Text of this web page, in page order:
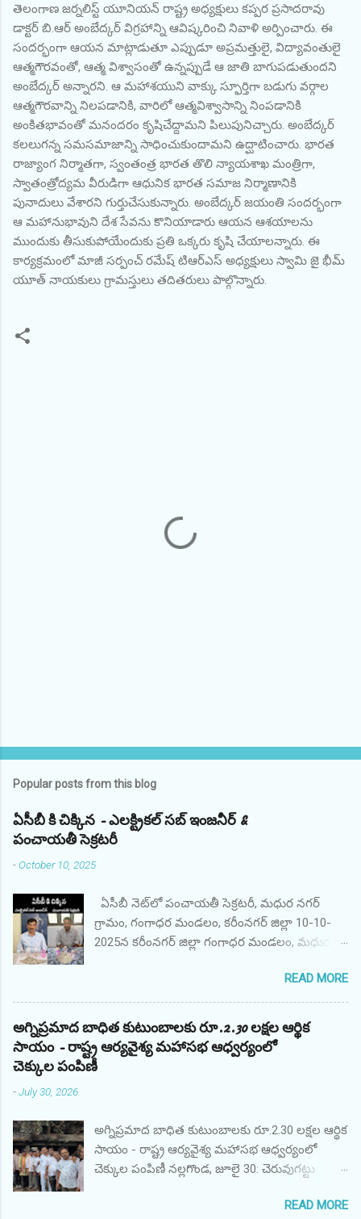
తెలంగాణ జర్నలిస్ట్ యూనియన్ రాష్ట్ర అధ్యక్షులు కప్పర ప్రసాదరావు
డాక్టర్ బి.ఆర్ అంబేద్కర్ విగ్రహాన్ని ఆవిష్కరించి నివాళి అర్పించారు. ఈ
సందర్భంగా ఆయన మాట్లాడుతూ ఎప్పుడూ అప్రమత్తులై, విద్యావంతులై
ఆత్మగౌరవంతో, ఆత్మ విశ్వాసంతో ఉన్నప్పుడే ఆ జాతి బాగుపడుతుందని
అంబేద్కర్ అన్నారని. ఆ మహాశయుని వాక్కు స్ఫూర్తిగా బడుగు వర్గాల
ఆత్మగౌరవాన్ని నిలపడానికి, వారిలో ఆత్మవిశ్వాసాన్ని నింపడానికి
అంకితభావంతో మనందరం కృషిచేద్దామని పిలుపునిచ్చారు. అంబేద్కర్
కలలుగన్న సమసమాజాన్ని సాధించుకుందామని ఉద్ఘాటించారు. భారత
రాజ్యాంగ నిర్మాతగా, స్వంతంత్ర భారత తొలి న్యాయశాఖ మంత్రిగా,
స్వాతంత్రోద్యమ వీరుడిగా ఆధునిక భారత సమాజ నిర్మాణానికి
పునాదులు వేశారని గుర్తుచేసుకున్నారు. అంబేద్కర్ జయంతి సందర్భంగా
ఆ మహానుభావుని దేశ సేవను కొనియాడారు ఆయన ఆశయాలను
ముందుకు తీసుకుపోయేందుకు ప్రతి ఒక్కరు కృషి చేయాలన్నారు. ఈ
కార్యక్రమంలో మాజీ సర్పంచ్ రమేష్ టిఆర్ఎస్ అధ్యక్షులు స్వామి జై భీమ్
యూత్ నాయకులు గ్రామస్తులు తదితరులు పాల్గొన్నారు.
Popular posts from this blog
ఏసీబీ కి చిక్కిన - ఎలక్ట్రికల్ సబ్ ఇంజనీర్ &
పంచాయతీ సెక్రటరీ
-October 10, 2025
ఏసీబీ నెట్‌లో పంచాయతీ సెక్రటరీ, మధుర నగర్
గ్రామం, గంగాధర మండలం, కరీంనగర్ జిల్లా 10-10-
2025న కరీంనగర్ జిల్లా గంగాధర మండలం, మధుర
ఇందిరమ్మ గృహనిర్మాణ పథకం కోసం ఫిర్యాదుదారుడి
ఫైల్‌ను ప్రాసెస్ చేయడానికి అధికారిక అనుకూలంగా
వ్యవహరించినందుకు ఫిర్యాదుదారుడి నుండి రూ.
10,000/- లంచం డిమాండ్ చేసి స్వీకరించినప్పుడు
తెలంగాణ ACB, కరీంనగర్ యూనిట్ వారు రెడ్
అనిల్, పంచాయతీ కార్యదర్శి, మధుర నగర్ గ్రామం,
గంగాధర మండలం, కరీంనగర్‌ను అరెస్టు చేసి
జ్యుడీషియల్ రిమాండ్‌కు పంపుతున్నారు. కేసు
*******************************************
READ MORE
అగ్నిప్రమాద బాధిత కుటుంబాలకు రూ.2.30 లక్షల ఆర్థిక
సాయం - రాష్ట్ర ఆర్యవైశ్య మహాసభ ఆధ్వర్యంలో
చెక్కుల పంపిణీ
-July 30, 2026
అగ్నిప్రమాద బాధిత కుటుంబాలకు రూ.2.30 లక్షల ఆర్థిక
సాయం - రాష్ట్ర ఆర్యవైశ్య మహాసభ ఆధ్వర్యంలో
చెక్కుల పంపిణీ నల్లగొండ, జూలై 30: చెరువుగట్టు
జరిగిన అగ్నిప్రమాదంలో తీవ్రంగా నష్టపోయిన రెండు
READ MORE